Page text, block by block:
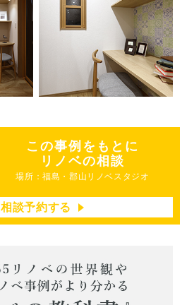
この事例をもとに
リノベの相談
場所：福島・郡山リノベスタジオ
相談予約する